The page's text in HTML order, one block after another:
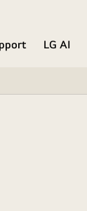
LG AI